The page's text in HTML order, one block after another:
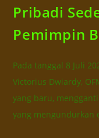
Pribadi
Pemimpin
Pada tanggal 8 Juli
Victorius Dwiardy,
yang baru,
yang mengundurkan